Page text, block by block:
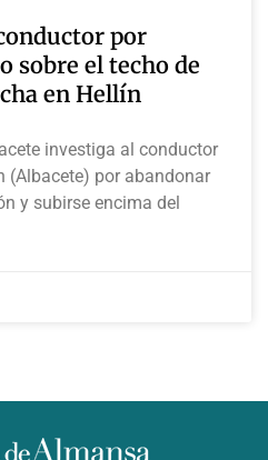
por
sobre el techo de
en Hellín
investiga al conductor
(Albacete) por abandonar
y subirse encima del